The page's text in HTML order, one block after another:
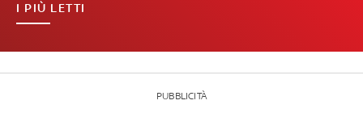
I PIÙ LETTI
PUBBLICITÀ